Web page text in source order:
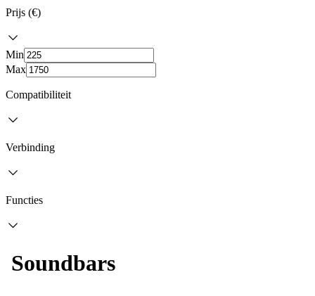
Prijs (€)
Min
Max
Compatibiliteit
Verbinding
Functies
Soundbars